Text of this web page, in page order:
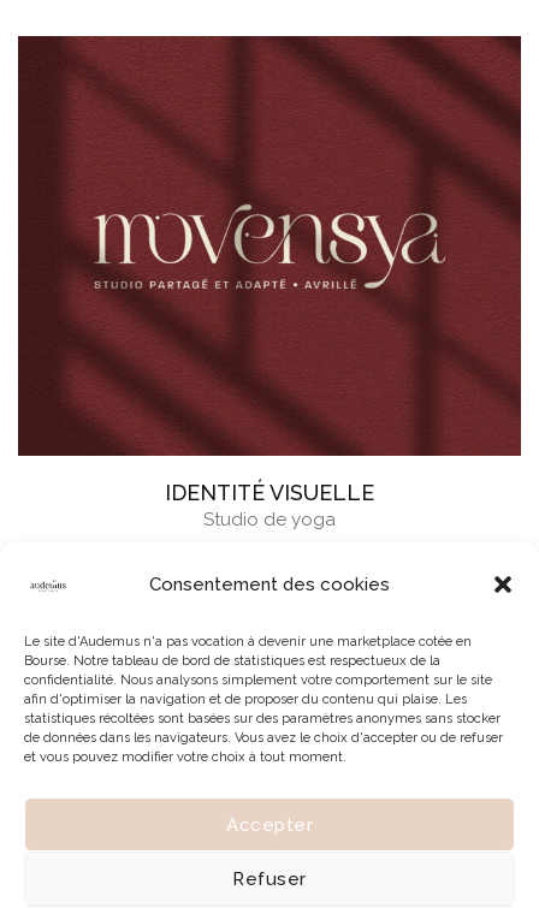
Consentement des cookies
Le site d'Audemus n'a pas vocation à devenir une marketplace cotée en
Bourse. Notre tableau de bord de statistiques est respectueux de la
confidentialité. Nous analysons simplement votre comportement sur le site
afin d'optimiser la navigation et de proposer du contenu qui plaise. Les
statistiques récoltées sont basées sur des paramètres anonymes sans stocker
de données dans les navigateurs. Vous avez le choix d'accepter ou de refuser
et vous pouvez modifier votre choix à tout moment.
Accepter
Refuser
IDENTITÉ VISUELLE
Studio de yoga
© 2026 | Tous droits réservés à Audemus